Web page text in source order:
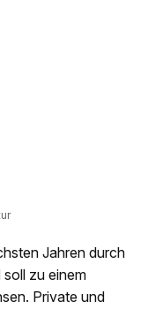
Jahren durch
zu einem
Private und